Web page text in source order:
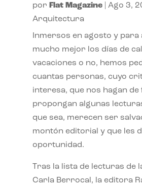
por Flat Magazine| Ago 3,
Arquitectura
Inmersos en agosto y
mucho mejor los días de
vacaciones o no, hemos
cuantas personas, cuyo
interesa, que nos hagan de
propongan algunas
que sea, merecen ser
montón editorial y que les
oportunidad.
Tras la lista de lecturas de
Carla Berrocal, la editora